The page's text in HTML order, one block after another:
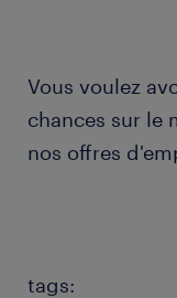
Vous voulez
chances sur le
nos offres
tags: